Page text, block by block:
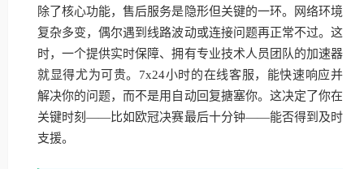
除了核心功能，售后服务是隐形但关键的一环。网络环境
复杂多变，偶尔遇到线路波动或连接问题再正常不过。这
时，一个提供实时保障、拥有专业技术人员团队的加速器
就显得尤为可贵。7x24小时的在线客服，能快速响应并
解决你的问题，而不是用自动回复搪塞你。这决定了你在
关键时刻——比如欧冠决赛最后十分钟——能否得到及时
支援。